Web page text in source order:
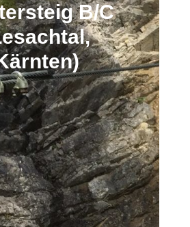
B/C